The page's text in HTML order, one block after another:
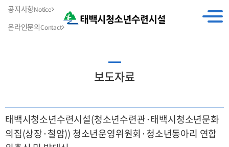
공지사항Notice
온라인문의Contact
보도자료
태백시청소년수련시설(청소년수련관·태백시청소년문화
의집(상장·철암)) 청소년운영위원회·청소년동아리 연합